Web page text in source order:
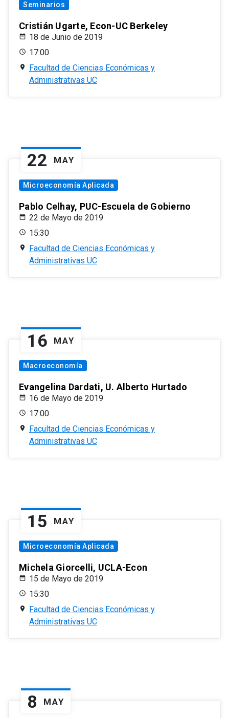
Seminarios
Cristián Ugarte, Econ-UC Berkeley
18 de Junio de 2019
17:00
Facultad de Ciencias Económicas y
Administrativas UC
22 MAY
Microeconomía Aplicada
Pablo Celhay, PUC-Escuela de Gobierno
22 de Mayo de 2019
15:30
Facultad de Ciencias Económicas y
Administrativas UC
16 MAY
Macroeconomía
Evangelina Dardati, U. Alberto Hurtado
16 de Mayo de 2019
17:00
Facultad de Ciencias Económicas y
Administrativas UC
15 MAY
Microeconomía Aplicada
Michela Giorcelli, UCLA-Econ
15 de Mayo de 2019
15:30
Facultad de Ciencias Económicas y
Administrativas UC
8 MAY